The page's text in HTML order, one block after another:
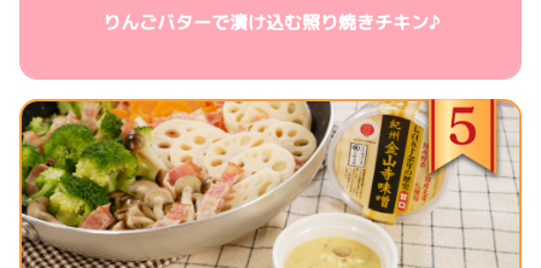
りんごバターで漬け込む照り焼きチキン♪